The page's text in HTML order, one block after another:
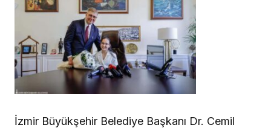
İzmir Büyükşehir Belediye Başkanı Dr. Cemil